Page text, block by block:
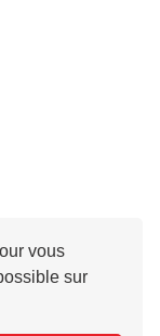
vous
sur
médias
Attribution-
License.